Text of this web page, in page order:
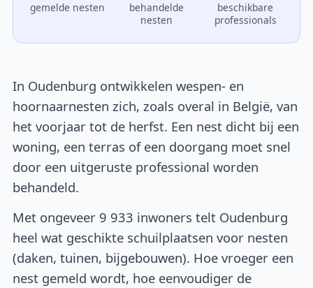
gemelde nesten
behandelde
nesten
beschikbare
professionals
In Oudenburg ontwikkelen wespen- en
hoornaarnesten zich, zoals overal in België, van
het voorjaar tot de herfst. Een nest dicht bij een
woning, een terras of een doorgang moet snel
door een uitgeruste professional worden
behandeld.
Met ongeveer 9 933 inwoners telt Oudenburg
heel wat geschikte schuilplaatsen voor nesten
(daken, tuinen, bijgebouwen). Hoe vroeger een
nest gemeld wordt, hoe eenvoudiger de